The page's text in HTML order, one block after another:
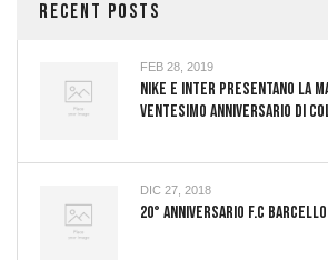
RECENT POSTS
FEB 28, 2019
NIKE E INTER PRESENTANO LA
VENTESIMO ANNIVERSARIO DI
DIC 27, 2018
20° Anniversario F.C